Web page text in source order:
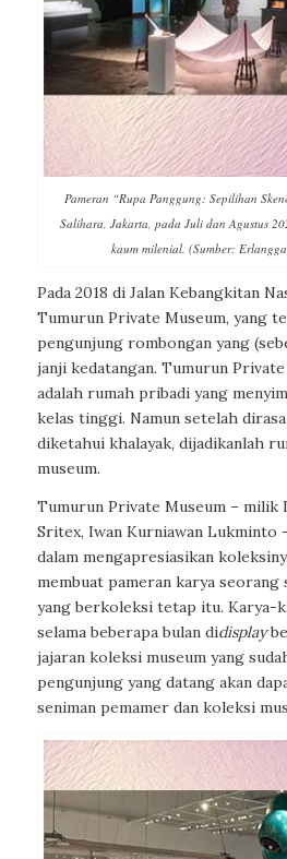
Pameran “Rupa Panggung: Sepilihan
Salihara, Jakarta, pada Juli dan Agustus
kaum milenial. (Sumber:
Pada 2018 di Jalan Kebangkitan
Tumurun Private Museum, yang
pengunjung rombongan yang
janji kedatangan. Tumurun Private
adalah rumah pribadi yang
kelas tinggi. Namun setelah
diketahui khalayak, dijadikanlah
museum.
Tumurun Private Museum –
Sritex, Iwan Kurniawan Lukminto
dalam mengapresiasikan
membuat pameran karya seorang
yang berkoleksi tetap itu. Karya-
selama beberapa bulan didisplay
jajaran koleksi museum yang
pengunjung yang datang akan
seniman pemamer dan koleksi